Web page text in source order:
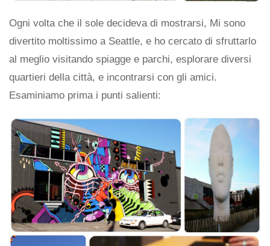
Ogni volta che il sole decideva di mostrarsi, Mi sono
divertito moltissimo a Seattle, e ho cercato di sfruttarlo
al meglio visitando spiagge e parchi, esplorare diversi
quartieri della città, e incontrarsi con gli amici.
Esaminiamo prima i punti salienti: